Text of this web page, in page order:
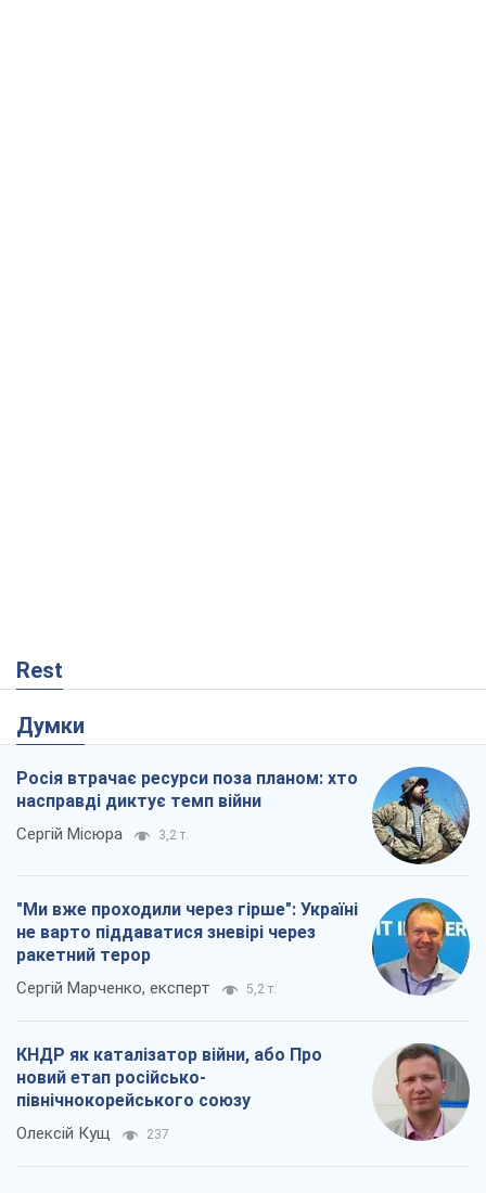
Rest
Думки
Росія втрачає ресурси поза планом: хто
насправді диктує темп війни
Сергій Місюра 3,2 т.
"Ми вже проходили через гірше": Україні
не варто піддаватися зневірі через
ракетний терор
Сергій Марченко, експерт 5,2 т.
КНДР як каталізатор війни, або Про
новий етап російсько-
північнокорейського союзу
Олексій Кущ 237